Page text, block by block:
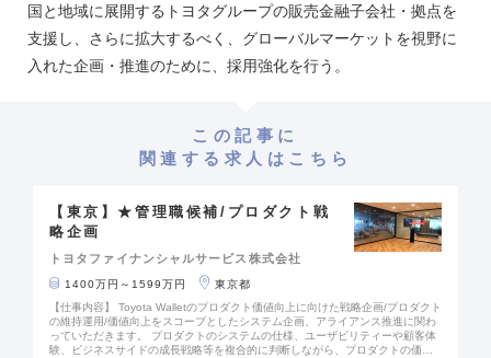
国と地域に展開するトヨタグループの販売金融子会社・拠点を
支援し、さらに拡大するべく、グローバルマーケットを視野に
入れた企画・推進のために、採用強化を行う。
この記事に
関連する求人はこちら
【東京】★管理職候補/プロダクト戦
略企画
トヨタファイナンシャルサービス株式会社
1400万円～1599万円
東京都
【仕事内容】 Toyota Walletのプロダクト価値向上に向けた戦略企画/プロダクト
の維持運用/価値向上をスコープとしたシステム企画、アライアンス推進に関わ
っていただきます。 プロダクトのシステムの仕様、ユーザビリティーや顧客体
験、ビジネスサイドの成長戦略等を複合的に判断しながら、プロダクトの価値